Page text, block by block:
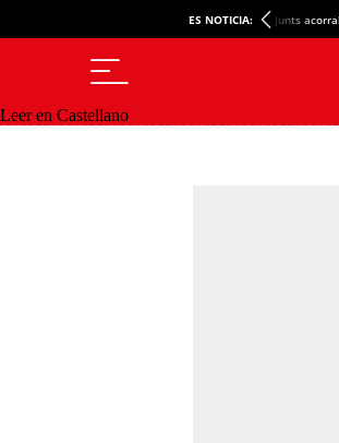
ES NOTICIA: Junts
Leer en Castellano